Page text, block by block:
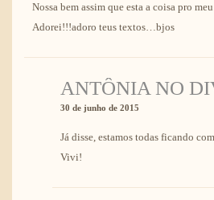
Nossa bem assim que esta a coisa pro
Adorei!!!adoro teus textos…bjos
ANTÔNIA NO
30 de junho de 2015
Já disse, estamos todas ficando
Vivi!